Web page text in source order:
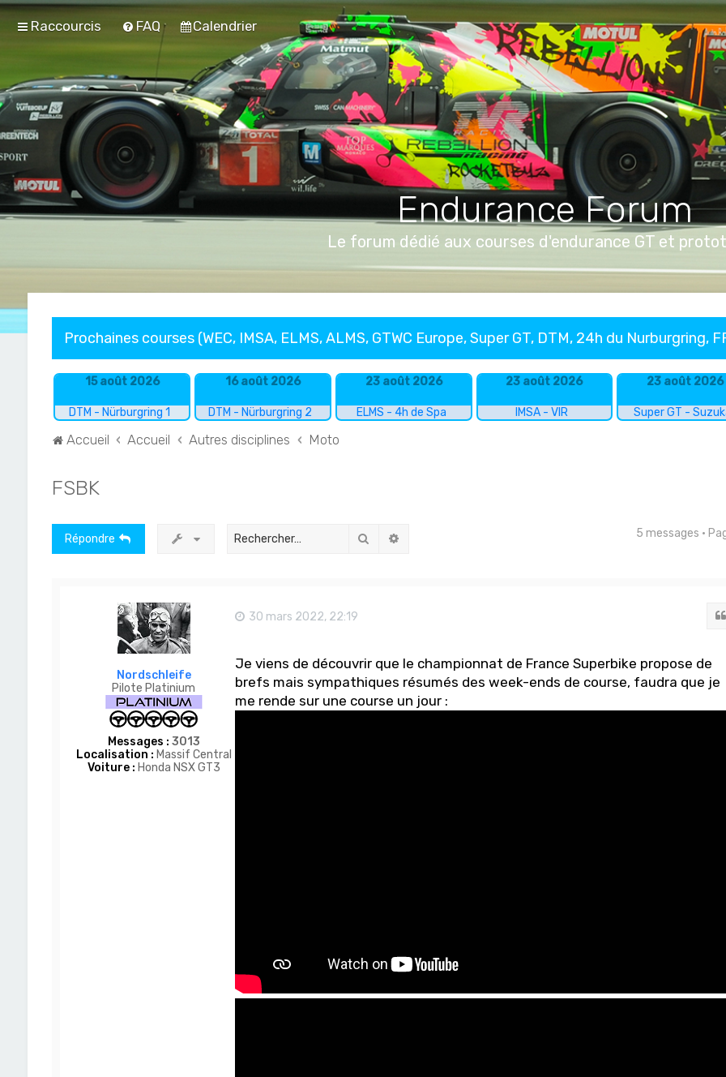
Raccourcis FAQ Calendrier
Endurance Forum
Le forum dédié aux courses d'endurance GT et
Prochaines courses (WEC, IMSA, ELMS, ALMS, GTWC Europe, Super GT, DTM, 24h du Nurburgring,
15 août 2026
DTM - Nürburgring 1
16 août 2026
DTM - Nürburgring 2
23 août 2026
ELMS - 4h de Spa
23 août 2026
IMSA - VIR
23 août 2026
Super GT -
Accueil Accueil Autres disciplines Moto
FSBK
Répondre Rechercher 5 messages •
Nordschleife
Pilote Platinium
Messages : 3013
Localisation : Massif Central
Voiture : Honda NSX GT3
30 mars 2022, 22:19
Je viens de découvrir que le championnat de France Superbike propose de
brefs mais sympathiques résumés des week-ends de course, faudra que je
me rende sur une course un jour :